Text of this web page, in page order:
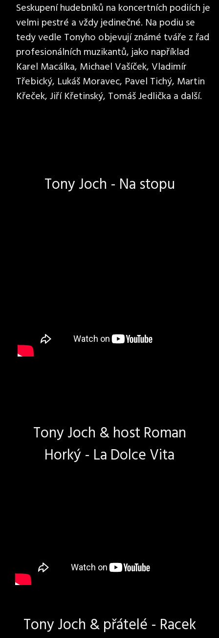
Seskupení hudebníků na koncertních podiích je
velmi pestré a vždy jedinečné. Na podiu se
tedy vedle Tonyho objevují známé tváře z řad
profesionálních muzikantů, jako například
Karel Macálka, Michael Vašíček, Vladimír
Třebický, Lukáš Moravec, Pavel Tichý, Martin
Křeček, Jiří Křetinský, Tomáš Jedlička a další.
Tony Joch - Na stopu
Tony Joch & host Roman
Horký - La Dolce Vita
Tony Joch & přátelé - Racek